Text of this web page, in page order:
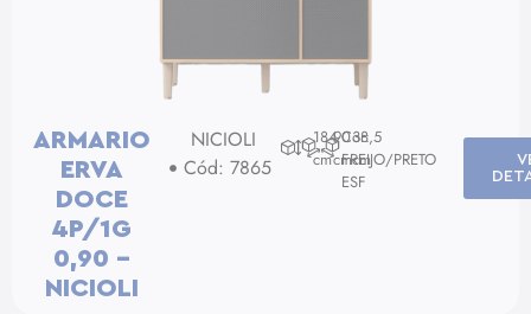
ARMARIO
ERVA
DOCE
4P/1G
0,90 –
NICIOLI
NICIOLI
Cód: 7865
184
cm
90
cm
38,5
cm
Cor:
FREIJO/PRETO
ESF